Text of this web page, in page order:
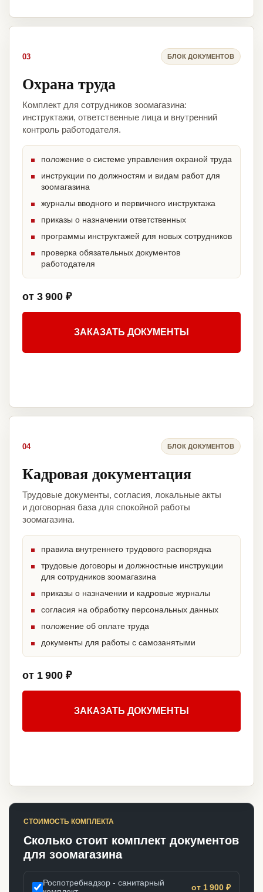
03 БЛОК ДОКУМЕНТОВ
Охрана труда
Комплект для сотрудников зоомагазина:
инструктажи, ответственные лица и внутренний
контроль работодателя.
положение о системе управления охраной труда
инструкции по должностям и видам работ для
зоомагазина
журналы вводного и первичного инструктажа
приказы о назначении ответственных
программы инструктажей для новых сотрудников
проверка обязательных документов
работодателя
от 3 900 ₽
ЗАКАЗАТЬ ДОКУМЕНТЫ
04 БЛОК ДОКУМЕНТОВ
Кадровая документация
Трудовые документы, согласия, локальные акты
и договорная база для спокойной работы
зоомагазина.
правила внутреннего трудового распорядка
трудовые договоры и должностные инструкции
для сотрудников зоомагазина
приказы о назначении и кадровые журналы
согласия на обработку персональных данных
положение об оплате труда
документы для работы с самозанятыми
от 1 900 ₽
ЗАКАЗАТЬ ДОКУМЕНТЫ
СТОИМОСТЬ КОМПЛЕКТА
Сколько стоит комплект документов
для зоомагазина
Роспотребнадзор - санитарный
от 1 900 ₽